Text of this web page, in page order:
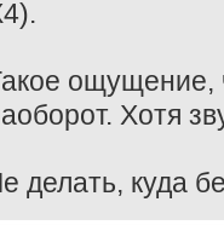
ощущение,
Хотя
делать, куда